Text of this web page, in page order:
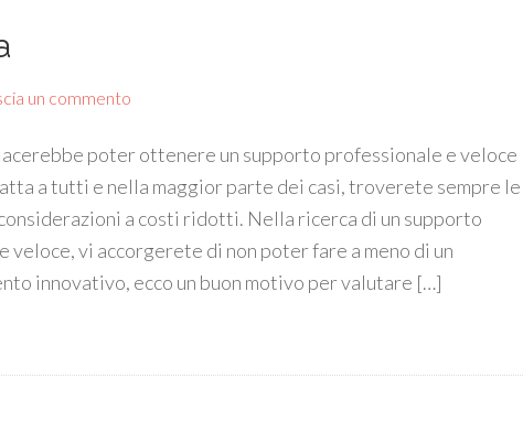
un commento
poter ottenere un supporto professionale e veloce
a tutti e nella maggior parte dei casi, troverete sempre le
a costi ridotti. Nella ricerca di un supporto
veloce, vi accorgerete di non poter fare a meno di un
innovativo, ecco un buon motivo per valutare […]